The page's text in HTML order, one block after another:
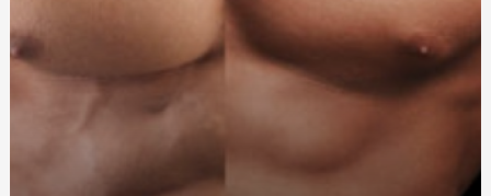
Дезінфекція в стоматології: вимоги та засоби
Як усунути сколи на лобовому склі та запобігти появі